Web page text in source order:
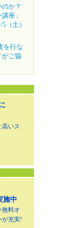
か？
座」
（土）
を行な
がご協
高いス
施中
無料オ
が充実!